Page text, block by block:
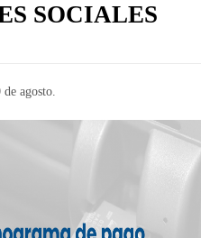
SOCIALES
agosto.